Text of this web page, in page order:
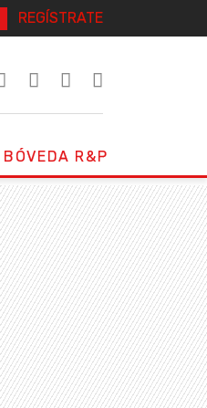
REGÍSTRATE
BÓVEDA R&P